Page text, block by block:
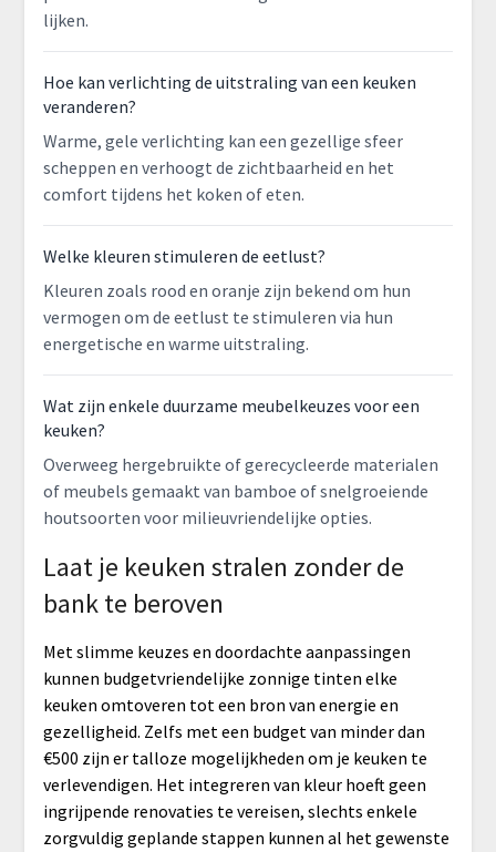
lijken.
Hoe kan verlichting de uitstraling van een keuken
veranderen?
Warme, gele verlichting kan een gezellige sfeer
scheppen en verhoogt de zichtbaarheid en het
comfort tijdens het koken of eten.
Welke kleuren stimuleren de eetlust?
Kleuren zoals rood en oranje zijn bekend om hun
vermogen om de eetlust te stimuleren via hun
energetische en warme uitstraling.
Wat zijn enkele duurzame meubelkeuzes voor een
keuken?
Overweeg hergebruikte of gerecycleerde materialen
of meubels gemaakt van bamboe of snelgroeiende
houtsoorten voor milieuvriendelijke opties.
Laat je keuken stralen zonder de
bank te beroven
Met slimme keuzes en doordachte aanpassingen
kunnen budgetvriendelijke zonnige tinten elke
keuken omtoveren tot een bron van energie en
gezelligheid. Zelfs met een budget van minder dan
€500 zijn er talloze mogelijkheden om je keuken te
verlevendigen. Het integreren van kleur hoeft geen
ingrijpende renovaties te vereisen, slechts enkele
zorgvuldig geplande stappen kunnen al het gewenste